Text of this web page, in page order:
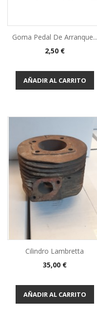
Goma Pedal De Arranque...
Precio
2,50 €
AÑADIR AL CARRITO
Cilindro Lambretta
Precio
35,00 €
AÑADIR AL CARRITO